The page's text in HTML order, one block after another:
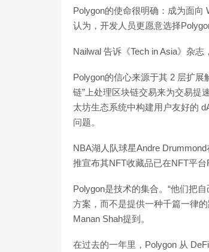
Polygon的使命很明确：成为面向
认为，开发人员更愿意选择
Nailwal 告诉《Tech in Asia》杂
Polygon的信心来源于其 2 层扩
链”上处理区块链交易来为交易提
太坊生态系统中构建用户友好的
问题。
NBA湖人队球星Andre
推宣布其NFT收藏品已在NFT平
Polygon是技术的集合。“他们把
方案，而不是提供一种千篇一律
Manan Shah提到。
在过去的一年里，Polygon 从